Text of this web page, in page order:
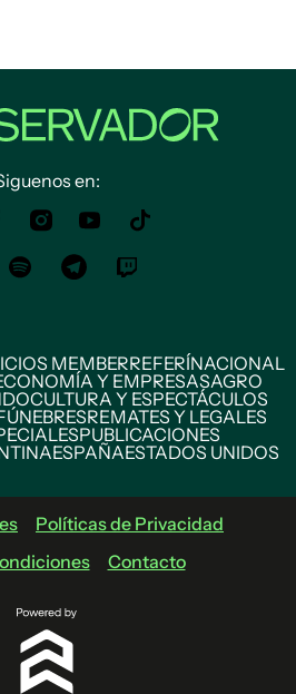
en:
MEMBERREFERÍNACIONAL
Y EMPRESASAGRO
CULTURA Y ESPECTÁCULOS
REMATES Y LEGALES
PUBLICACIONES
ESPAÑAESTADOS UNIDOS
Políticas de Privacidad
Contacto